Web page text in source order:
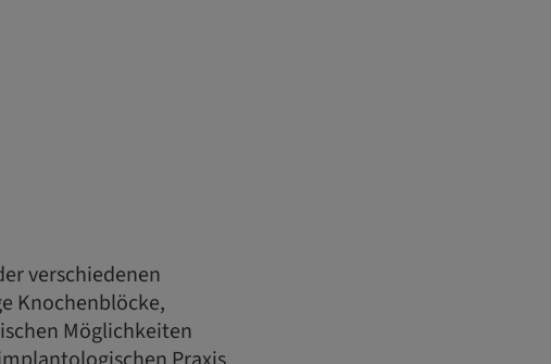
verschiedenen
Knochenblöcke,
Möglichkeiten